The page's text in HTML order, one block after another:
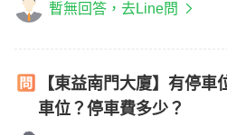
暫無回答，去Line問
【東益南門大廈】有停
車位？停車費多少？